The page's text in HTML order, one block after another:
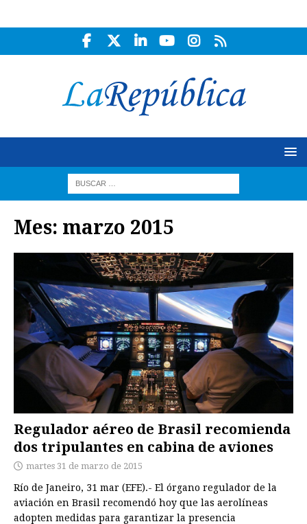
Mes: marzo 2015
Regulador aéreo de Brasil recomienda
dos tripulantes en cabina de aviones
martes 31 de marzo de 2015
Río de Janeiro, 31 mar (EFE).- El órgano regulador de la
aviación en Brasil recomendó hoy que las aerolíneas
adopten medidas para garantizar la presencia